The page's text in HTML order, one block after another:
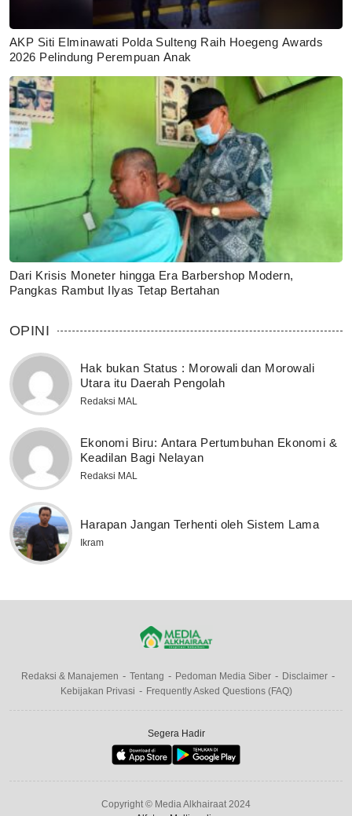
AKP Siti Elminawati Polda Sulteng Raih Hoegeng Awards
2026 Pelindung Perempuan Anak
Dari Krisis Moneter hingga Era Barbershop Modern,
Pangkas Rambut Ilyas Tetap Bertahan
OPINI
Hak bukan Status : Morowali dan Morowali
Utara itu Daerah Pengolah
Redaksi MAL
Ekonomi Biru: Antara Pertumbuhan Ekonomi &
Keadilan Bagi Nelayan
Redaksi MAL
Harapan Jangan Terhenti oleh Sistem Lama
Ikram
Redaksi & Manajemen Tentang Pedoman Media Siber
Disclaimer
Kebijakan Privasi
Frequently Asked Questions (FAQ)
Segera Hadir
Copyright © Media Alkhairaat 2024